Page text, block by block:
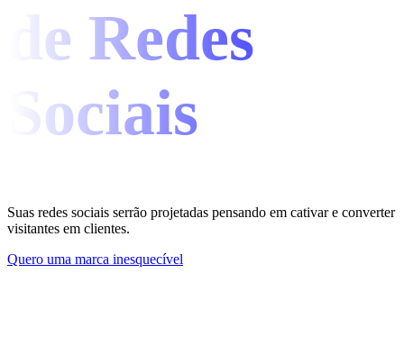
de Redes
Sociais
Suas redes sociais serrão projetadas pensando em cativar e converter
visitantes em clientes.
Quero uma marca inesquecível